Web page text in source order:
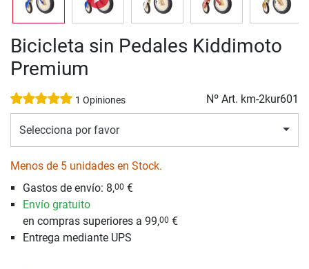
Bicicleta sin Pedales Kiddimoto
Premium
1 Opiniones Nº Art. km-2kur601
Selecciona por favor
Menos de 5 unidades en Stock.
Gastos de envío: 8,00 €
Envío gratuito
en compras superiores a 99,00 €
Entrega mediante UPS